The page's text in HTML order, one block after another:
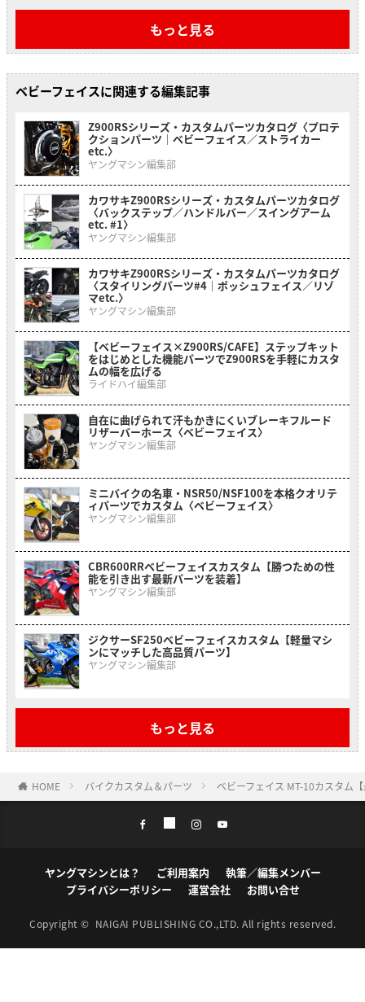
もっと見る
ベビーフェイスに関連する編集記事
Z900RSシリーズ・カスタムパーツカタログ〈プロテ
クションパーツ｜ベビーフェイス／ストライカー
etc.〉
ヤングマシン編集部
カワサキZ900RSシリーズ・カスタムパーツカタログ
〈バックステップ／ハンドルバー／スイングアーム
etc. #1〉
ヤングマシン編集部
カワサキZ900RSシリーズ・カスタムパーツカタログ
〈スタイリングパーツ#4｜ポッシュフェイス／リゾ
マetc.〉
ヤングマシン編集部
【ベビーフェイス×Z900RS/CAFE】ステップキット
をはじめとした機能パーツでZ900RSを手軽にカスタ
ムの幅を広げる
ライドハイ編集部
自在に曲げられて汗もかきにくいブレーキフルード
リザーバーホース〈ベビーフェイス〉
ヤングマシン編集部
ミニバイクの名車・NSR50/NSF100を本格クオリテ
ィパーツでカスタム〈ベビーフェイス〉
ヤングマシン編集部
CBR600RRベビーフェイスカスタム【勝つための性
能を引き出す最新パーツを装着】
ヤングマシン編集部
ジクサーSF250ベビーフェイスカスタム【軽量マシ
ンにマッチした高品質パーツ】
ヤングマシン編集部
もっと見る
HOME バイクカスタム＆パーツ ベビーフェイス MT-10カスタム
ヤングマシンとは？ ご利用案内
執筆／編集メンバー
プライバシーポリシー
運営会社 お問い合せ
Copyright © NAIGAI PUBLISHING CO.,LTD. All rights reserved.